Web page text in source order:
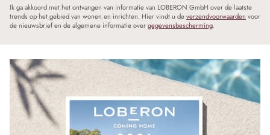
Ik ga akkoord met het ontvangen van informatie van LOBERON GmbH over de laatste
trends op het gebied van wonen en inrichten. Hier vindt u deverzendvoorwaarden voor
de nieuwsbrief en de algemene informatie overgegevensbescherming.